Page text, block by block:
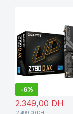
-6%
2.349,00 DH
2.499,00DH